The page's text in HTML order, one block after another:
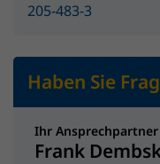
205-483-3
Haben Sie
Ihr Ansprechpartner
Frank